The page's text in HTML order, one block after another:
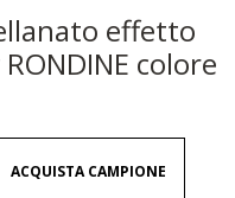
effetto
colore
ACQUISTA CAMPIONE